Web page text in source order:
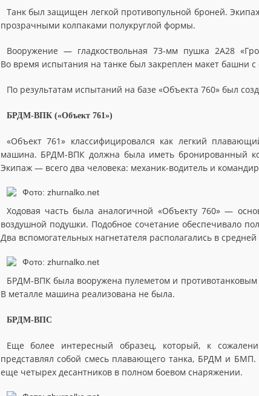
Танк был защищен легкой противопульной броней.
прозрачными колпаками полукруглой формы.
Вооружение — гладкоствольная 73-мм пушка 2А28
Во время испытания на танке был закреплен макет башни с
По результатам испытаний на базе «Объекта 760» был
БРДМ-ВПК («Объект 761»)
«Объект 761» классифицировался как легкий
машина. БРДМ-ВПК должна была иметь бронированный
Экипаж — всего два человека: механик-водитель и
Ходовая часть была аналогичной «Объекту 760» —
воздушной подушки. Подобное сочетание обеспечивало
Два вспомогательных нагнетателя располагались в средней
БРДМ-ВПК была вооружена пулеметом и
В металле машина реализована не была.
БРДМ-ВПС
Еще более интересный образец, который, к
представлял собой смесь плавающего танка, БРДМ и
еще четырех десантников в полном боевом снаряжении.